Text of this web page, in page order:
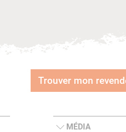
Trouver mon
MÉDIA